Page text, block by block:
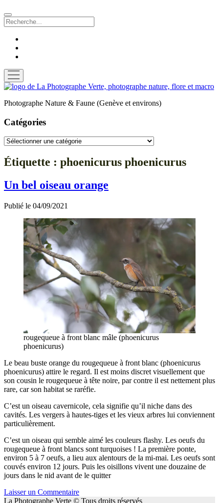
Recherche
ouvrir
menu
La
Verte
Photographe Nature & Faune (Genève et environs)
Catégories
Catégories
Étiquette : phoenicurus phoenicurus
Un bel oiseau orange
Publié le 04/09/2021
rougequeue à front blanc mâle (phoenicurus
phoenicurus)
Le beau buste orange du rougequeue à front blanc (phoenicurus
phoenicurus) attire le regard. Il est moins discret visuellement que
son cousin le rougequeue à tête noire, par contre il est nettement plus
rare, car son habitat se raréfie.
C’est un oiseau cavernicole, cela signifie qu’il niche dans des
cavités. Les vergers à hautes-tiges et les vieux arbres lui conviennent
particulièrement.
C’est un oiseau qui semble aimé les couleurs flashy. Les oeufs du
rougequeue à front blancs sont turquoises ! La première ponte,
environ 5 à 7 oeufs, a lieu aux alentours de la mi-mai. Les oeufs sont
couvés environ 12 jours. Puis les oisillons vivent une douzaine de
jours dans le nid avant de le quitter
Laisser un Commentaire
La Photographe Verte © Tous droits réservés